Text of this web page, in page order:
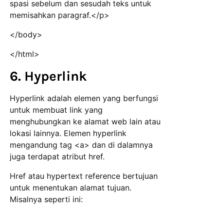
spasi sebelum dan sesudah teks untuk
memisahkan paragraf.</p>
</body>
</html>
6. Hyperlink
Hyperlink adalah elemen yang berfungsi
untuk membuat link yang
menghubungkan ke alamat web lain atau
lokasi lainnya. Elemen hyperlink
mengandung tag <a> dan di dalamnya
juga terdapat atribut href.
Href atau hypertext reference bertujuan
untuk menentukan alamat tujuan.
Misalnya seperti ini: